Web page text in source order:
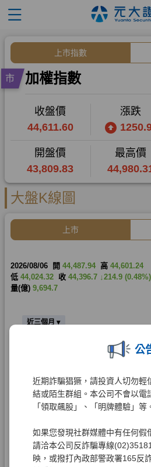
公
近期詐騙猖獗，請投資人切勿輕
結或陌生群組。本公司不會以電
「領取飆股」、「明牌體驗」等
如果您發現社群媒體中有任何假
請洽本公司反詐騙專線
映，或撥打內政部警政署165反